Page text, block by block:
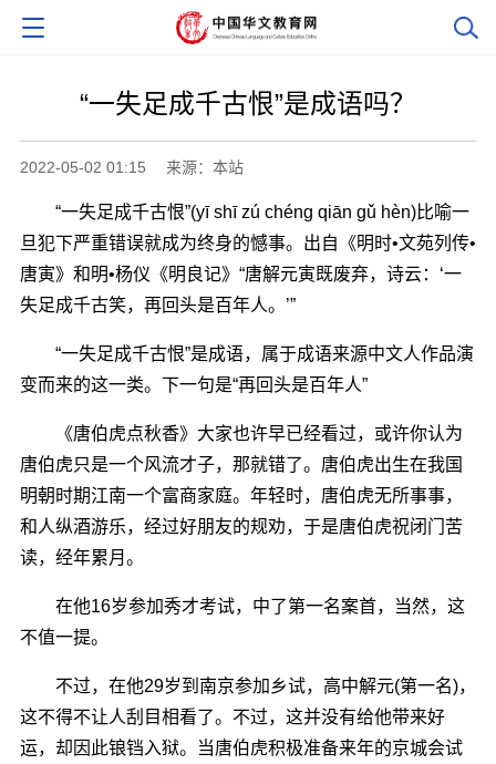
“一失足成千古恨”是成语吗？
2022-05-02 01:15 来源：本站
“一失足成千古恨”(yī shī zú chéng qiān gǔ hèn)比喻一
旦犯下严重错误就成为终身的憾事。出自《明时•文苑列传•
唐寅》和明•杨仪《明良记》“唐解元寅既废弃，诗云：‘一
失足成千古笑，再回头是百年人。’”
“一失足成千古恨”是成语，属于成语来源中文人作品演
变而来的这一类。下一句是“再回头是百年人”
《唐伯虎点秋香》大家也许早已经看过，或许你认为
唐伯虎只是一个风流才子，那就错了。唐伯虎出生在我国
明朝时期江南一个富商家庭。年轻时，唐伯虎无所事事，
和人纵酒游乐，经过好朋友的规劝，于是唐伯虎祝闭门苦
读，经年累月。
在他16岁参加秀才考试，中了第一名案首，当然，这
不值一提。
不过，在他29岁到南京参加乡试，高中解元(第一名)，
这不得不让人刮目相看了。不过，这并没有给他带来好
运，却因此锒铛入狱。当唐伯虎积极准备来年的京城会试